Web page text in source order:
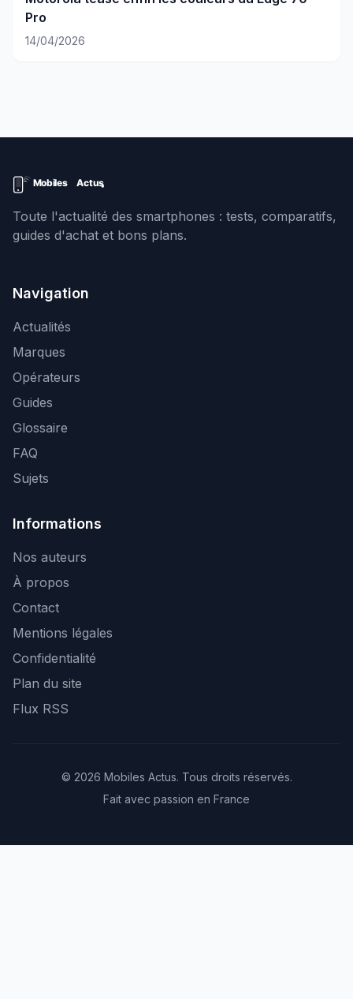
Pro
14/04/2026
Toute l'actualité des smartphones : tests, comparatifs,
guides d'achat et bons plans.
Navigation
Actualités
Marques
Opérateurs
Guides
Glossaire
FAQ
Sujets
Informations
Nos auteurs
À propos
Contact
Mentions légales
Confidentialité
Plan du site
Flux RSS
© 2026 Mobiles Actus. Tous droits réservés.
Fait avec passion en France